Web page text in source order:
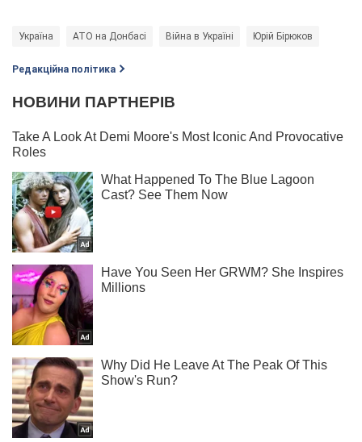
Україна АТО на Донбасі Війна в Україні Юрій Бірюков
Редакційна політика